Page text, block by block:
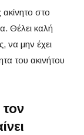
στο
Θέλει καλή
να μην έχει
του ακινήτου